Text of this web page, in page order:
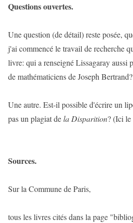
Questions ouvertes.
Une question (de détail) reste posée,
j'ai commencé le travail de recherche
livre: qui a renseigné Lissagaray aussi
de mathématiciens de Joseph Bertrand?
Une autre. Est-il possible d'écrire un
pas un plagiat dela Disparition? (Ici le
Sources.
Sur la Commune de Paris,
tous les livres cités dans la page